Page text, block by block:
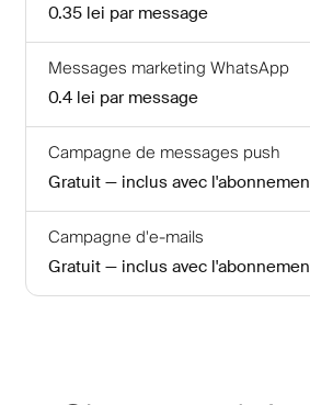
0.35 lei par message
Messages marketing WhatsApp
0.4 lei par message
Campagne de messages push
Gratuit — inclus avec
Campagne d'e-mails
Gratuit — inclus avec